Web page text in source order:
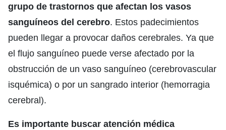
grupo de trastornos que afectan los vasos
sanguíneos del cerebro. Estos padecimientos
pueden llegar a provocar daños cerebrales. Ya que
el flujo sanguíneo puede verse afectado por la
obstrucción de un vaso sanguíneo (cerebrovascular
isquémica) o por un sangrado interior (hemorragia
cerebral).
Es importante buscar atención médica